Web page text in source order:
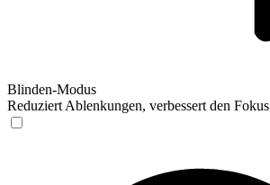
Blinden-Modus
Reduziert Ablenkungen, verbessert den Fokus